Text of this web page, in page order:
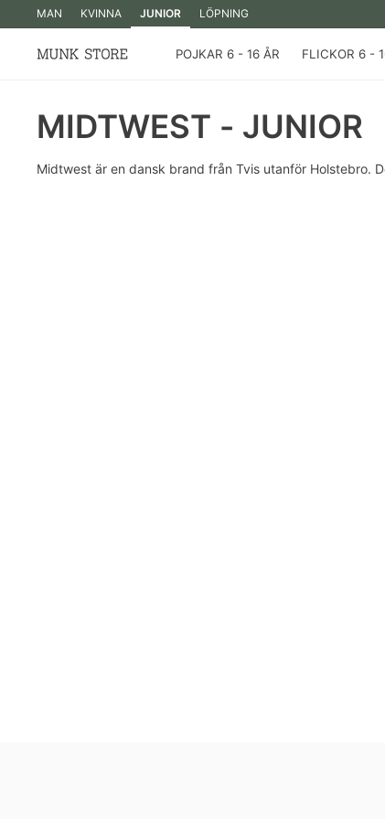
MAN KVINNA JUNIOR LÖPNING
POJKAR 6 - 16 ÅR FLICKOR 6 -
MIDTWEST - JUNIOR
Midtwest är en dansk brand från Tvis utanför Holstebro.